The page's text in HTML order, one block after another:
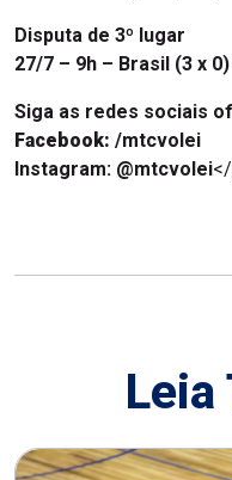
Disputa de 3º lugar
27/7 – 9h – Brasil (3 x
Siga as redes sociais
Facebook: /mtcvolei
Instagram: @mtcvolei
Leia